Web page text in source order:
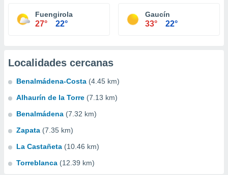
Fuengirola
27° 22°
Gaucín
33° 22°
Localidades cercanas
Benalmádena-Costa (4.45 km)
Alhaurín de la Torre (7.13 km)
Benalmádena (7.32 km)
Zapata (7.35 km)
La Castañeta (10.46 km)
Torreblanca (12.39 km)